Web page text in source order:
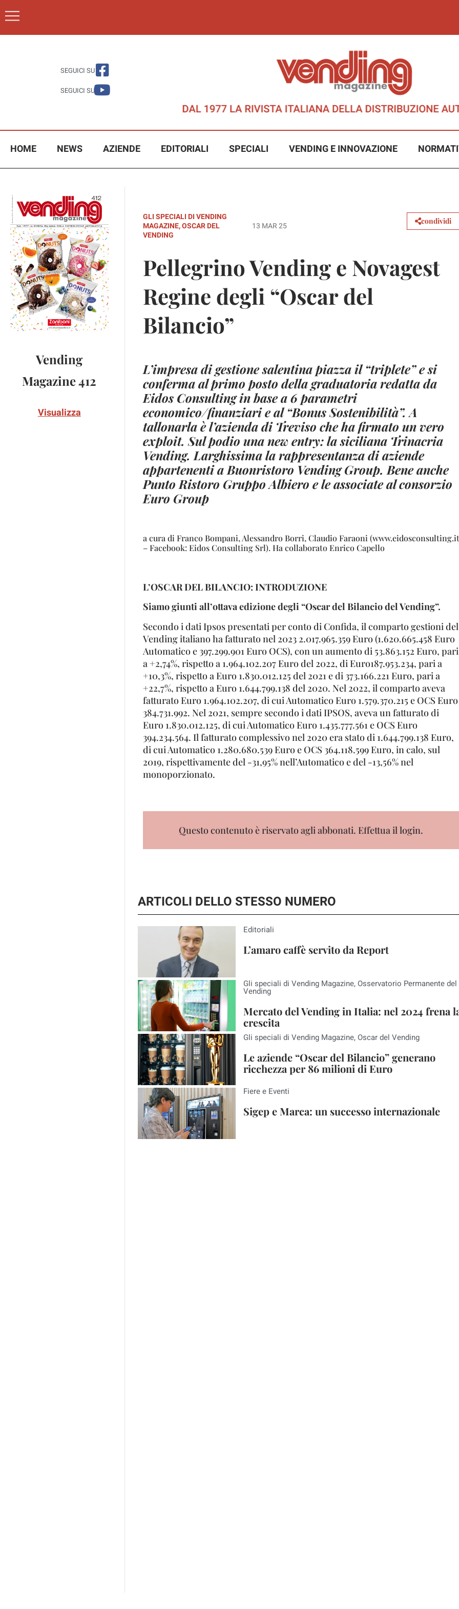
SEGUICI SU
SEGUICI SU
HOME NEWS AZIENDE EDITORIALI SPECIALI VENDING E INNOVAZIONE
Vending
Magazine 412
Visualizza
GLI SPECIALI DI VENDING
MAGAZINE,OSCAR DEL
VENDING
13 MAR 25 condividi
Pellegrino Vending e Novagest
Regine degli “Oscar del
Bilancio”
L’impresa di gestione salentina piazza il “triplete” e si
conferma al primo posto della graduatoria redatta da
Eidos Consulting in base a 6 parametri
economico/finanziari e al “Bonus Sostenibilità”. A
tallonarla è l’azienda di Treviso che ha firmato un vero
exploit. Sul podio una new entry: la siciliana Trinacria
Vending. Larghissima la rappresentanza di aziende
appartenenti a Buonristoro Vending Group. Bene anche
Punto Ristoro Gruppo Albiero e le associate al consorzio
Euro Group
a cura di Franco Bompani, Alessandro Borri, Claudio Faraoni (www.eidosconsulting.it
– Facebook: Eidos Consulting Srl). Ha collaborato Enrico Capello
L’OSCAR DEL BILANCIO: INTRODUZIONE
Siamo giunti all’ottava edizione degli “Oscar del Bilancio del Vending”.
Secondo i dati Ipsos presentati per conto di Confida, il comparto gestioni del
Vending italiano ha fatturato nel 2023 2.017.965.359 Euro (1.620.665.458 Euro
Automatico e 397.299.901 Euro OCS), con un aumento di 53.863.152 Euro, pari
a +2,74%, rispetto a 1.964.102.207 Euro del 2022, di Euro187.953.234, pari a
+10,3%, rispetto a Euro 1.830.012.125 del 2021 e di 373.166.221 Euro, pari a
+22,7%, rispetto a Euro 1.644.799.138 del 2020. Nel 2022, il comparto aveva
fatturato Euro 1.964.102.207, di cui Automatico Euro 1.579.370.215 e OCS Euro
384.731.992. Nel 2021, sempre secondo i dati IPSOS, aveva un fatturato di
Euro 1.830.012.125, di cui Automatico Euro 1.435.777.561 e OCS Euro
394.234.564. Il fatturato complessivo nel 2020 era stato di 1.644.799.138 Euro,
di cui Automatico 1.280.680.539 Euro e OCS 364.118.599 Euro, in calo, sul
2019, rispettivamente del -31,95% nell’Automatico e del -13,56% nel
monoporzionato.
Questo contenuto è riservato agli abbonati. Effettua il login.
ARTICOLI DELLO STESSO NUMERO
Editoriali
L’amaro caffè servito da Report
Gli speciali di Vending Magazine, Osservatorio Permanente del
Vending
Mercato del Vending in Italia: nel 2024 frena
crescita
Gli speciali di Vending Magazine, Oscar del Vending
Le aziende “Oscar del Bilancio” generano
ricchezza per 86 milioni di Euro
Fiere e Eventi
Sigep e Marca: un successo internazionale